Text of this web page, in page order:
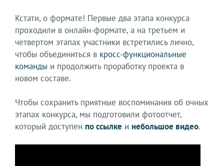
Кстати, о формате! Первые два этапа конкурса
проходили в онлайн-формате, а на третьем и
четвертом этапах участники встретились лично,
чтобы объединиться в кросс-функциональные
команды и продолжить проработку проекта в
новом составе.
Чтобы сохранить приятные воспоминания об очных
этапах конкурса, мы подготовили фотоотчет,
который доступен по ссылке и небольшое видео.